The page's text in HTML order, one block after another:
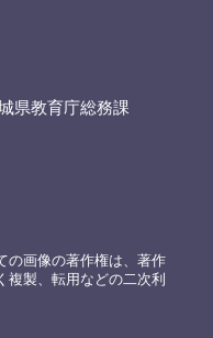
県教育庁総務課
の画像の著作権は、著作
複製、転用などの二次利